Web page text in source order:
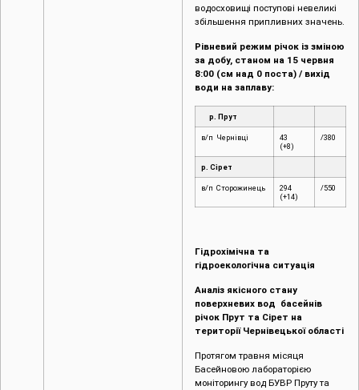
водосховищі поступові невеликі
збільшення припливних значень.
Рівневий режим річок із зміною
за добу, станом на 15 червня
8:00 (см над 0 поста) / вихід
води на заплаву:
р. Прут
в/п Чернівці
43
(+8)
/380
р. Сірет
в/п Сторожинець
294
(+14)
/550
Гідрохімічна та
гідроекологічна ситуація
Аналіз якісного стану
поверхневих вод басейнів
річок Прут та Сірет на
території Чернівецької області
Протягом травня місяця
Басейновою лабораторією
моніторингу вод БУВР Пруту та